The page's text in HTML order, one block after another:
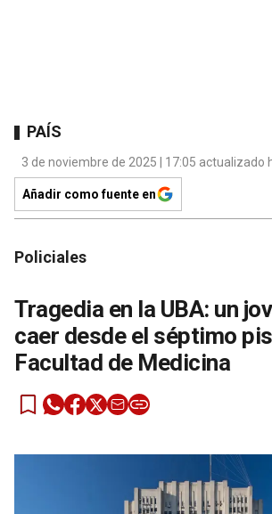
PAÍS
3 de noviembre de 2025 | 17:05 actualizado
Añadir como fuente en
Policiales
Tragedia en la UBA: un
caer desde el séptimo
Facultad de Medicina